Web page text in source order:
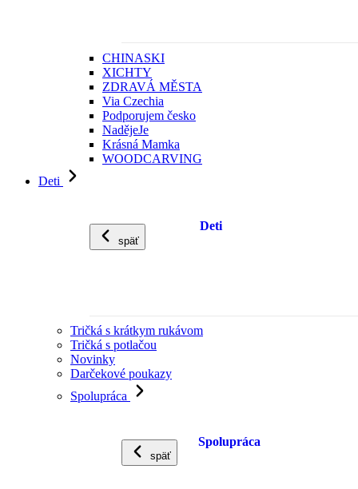
CHINASKI
XICHTY
ZDRAVÁ MĚSTA
Via Czechia
Podporujem česko
NadějeJe
Krásná Mamka
WOODCARVING
Deti
späť
Deti
Tričká s krátkym rukávom
Tričká s potlačou
Novinky
Darčekové poukazy
Spolupráca
späť
Spolupráca